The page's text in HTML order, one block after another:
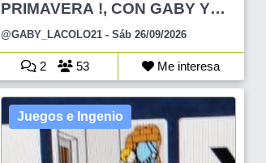
PRIMAVERA !, CON GABY Y
AN
@GABY_LACOLO21- Sáb 26/09/2026
2 53 Me interesa
Juegos e Ingenio